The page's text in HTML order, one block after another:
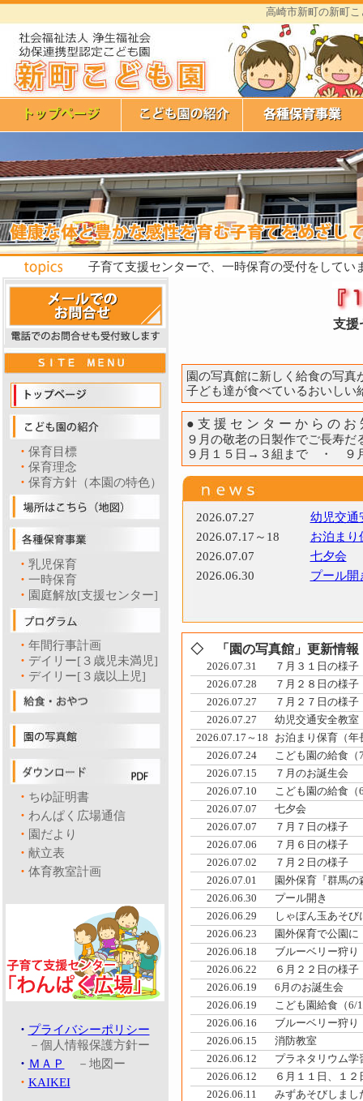
高崎市新町の新町
子育て支援センターで、一時保育の受付をして
・ 保育目標
・ 保育理念
・ 保育方針（本園の特色）
・ 乳児保育
・ 一時保育
・ 園庭解放[支援センター]
・ 年間行事計画
・ デイリー[３歳児未満児]
・ デイリー[３歳以上児]
・ ちゆ証明書
・ わんぱく広場通信
・ 園だより
・ 献立表
・ 体育教室計画
・ プライバシーポリシー
－個人情報保護方針ー
・ ＭＡＰ
－地図ー
・ KAIKEI
支援
園の写真館に新しく給食の写真
子ども達が食べているおいし
●支援センターからの
９月の敬老の日製作でご長寿
９月１５日→３組まで ・ ９
2026.07.27
幼児交通
2026.07.17～18
お泊まり
2026.07.07
七夕会
2026.06.30
プール開
◇ 「園の写真館」更新情
2026.07.31
７月３１日の様子
2026.07.28
７月２８日の様子
2026.07.27
７月２７日の様子
2026.07.27
幼児交通安全教室
2026.07.17～18
お泊まり保育（年
2026.07.24
こども園の給食（
2026.07.15
７月のお誕生会
2026.07.10
こども園の給食（
2026.07.07
七夕会
2026.07.07
７月７日の様子
2026.07.06
７月６日の様子
2026.07.02
７月２日の様子
2026.07.01
園外保育『群馬の
2026.06.30
プール開き
2026.06.29
しゃぼん玉あそ
2026.06.23
園外保育で公園に
2026.06.18
ブルーベリー狩り
2026.06.22
６月２２日の様子
2026.06.19
6月のお誕生会
2026.06.19
こども園給食（6/
2026.06.16
ブルーベリー狩り
2026.06.15
消防教室
2026.06.12
プラネタリウム学
2026.06.12
６月１１日、１２
2026.06.11
みずあそびしまし